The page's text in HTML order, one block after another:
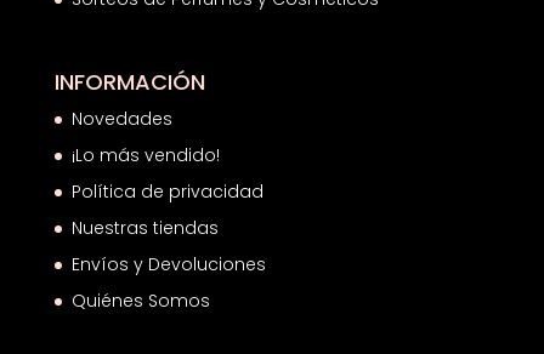
INFORMACIÓN
Novedades
¡Lo más vendido!
Política de privacidad
Nuestras tiendas
Envíos y Devoluciones
Quiénes Somos